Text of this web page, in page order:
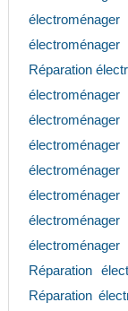
Réparation
Réparation
Réparation